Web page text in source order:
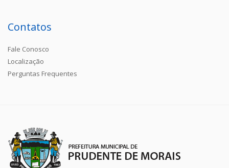
Contatos
Fale Conosco
Localização
Perguntas Frequentes